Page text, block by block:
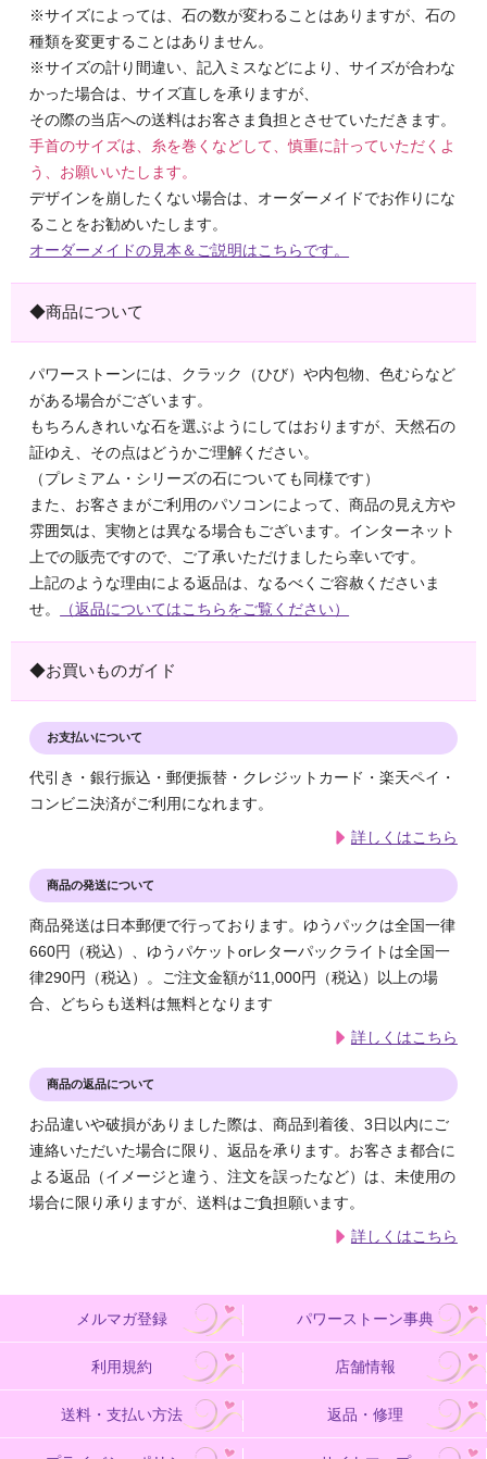
※サイズによっては、石の数が変わることはありますが、石の
種類を変更することはありません。
※サイズの計り間違い、記入ミスなどにより、サイズが合わな
かった場合は、サイズ直しを承りますが、
その際の当店への送料はお客さま負担とさせていただきます。
手首のサイズは、糸を巻くなどして、慎重に計っていただくよ
う、お願いいたします。
デザインを崩したくない場合は、オーダーメイドでお作りにな
ることをお勧めいたします。
オーダーメイドの見本＆ご説明はこちらです。
◆商品について
パワーストーンには、クラック（ひび）や内包物、色むらなど
がある場合がございます。
もちろんきれいな石を選ぶようにしてはおりますが、天然石の
証ゆえ、その点はどうかご理解ください。
（プレミアム・シリーズの石についても同様です）
また、お客さまがご利用のパソコンによって、商品の見え方や
雰囲気は、実物とは異なる場合もございます。インターネット
上での販売ですので、ご了承いただけましたら幸いです。
上記のような理由による返品は、なるべくご容赦くださいま
せ。
（返品についてはこちらをご覧ください）
◆お買いものガイド
お支払いについて
代引き・銀行振込・郵便振替・クレジットカード・楽天ペイ・
コンビニ決済がご利用になれます。
詳しくはこちら
商品の発送について
商品発送は日本郵便で行っております。ゆうパックは全国一律
660円（税込）、ゆうパケットorレターパックライトは全国一
律290円（税込）。ご注文金額が11,000円（税込）以上の場
合、どちらも送料は無料となります
詳しくはこちら
商品の返品について
お品違いや破損がありました際は、商品到着後、3日以内にご
連絡いただいた場合に限り、返品を承ります。お客さま都合に
よる返品（イメージと違う、注文を誤ったなど）は、未使用の
場合に限り承りますが、送料はご負担願います。
詳しくはこちら
メルマガ登録 パワーストーン事典
利用規約 店舗情報
送料・支払い方法 返品・修理